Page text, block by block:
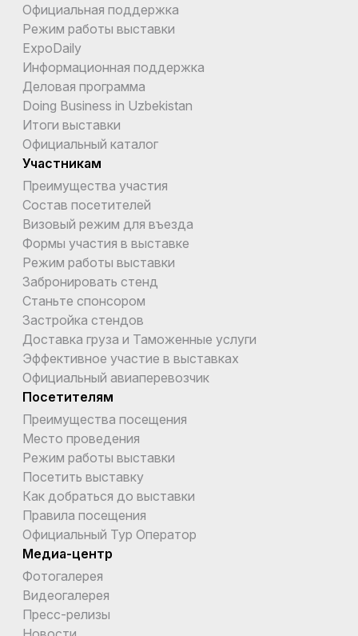
Официальная поддержка
Режим работы выставки
ExpoDaily
Информационная поддержка
Деловая программа
Doing Business in Uzbekistan
Итоги выставки
Официальный каталог
Участникам
Преимущества участия
Состав посетителей
Визовый режим для въезда
Формы участия в выставке
Режим работы выставки
Забронировать стенд
Станьте спонсором
Застройка стендов
Доставка груза и Таможенные услуги
Эффективное участие в выставках
Официальный авиаперевозчик
Посетителям
Преимущества посещения
Место проведения
Режим работы выставки
Посетить выставку
Как добраться до выставки
Правила посещения
Официальный Тур Оператор
Медиа-центр
Фотогалерея
Видеогалерея
Пресс-релизы